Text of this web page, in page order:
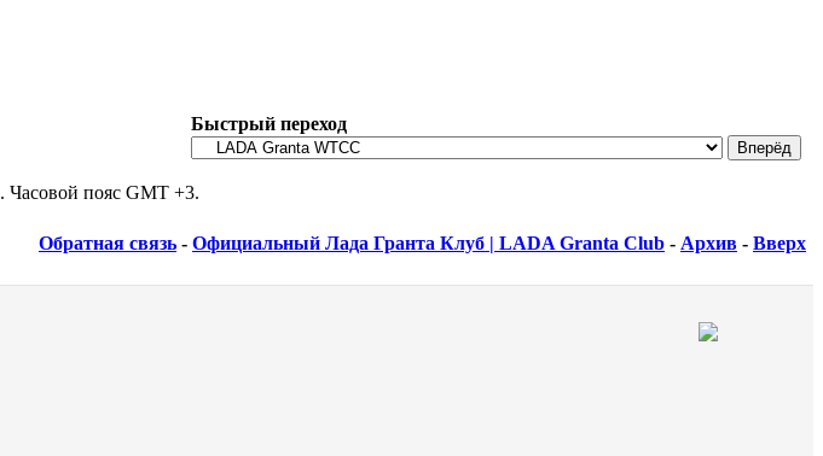
Быстрый переход
. Часовой пояс GMT +3.
Обратная связь - Официальный Лада Гранта Клуб | LADA Granta Club - Архив - Вверх